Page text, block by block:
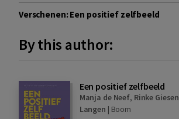
Verschenen: Een positief zelfbeeld
By this author:
Een positief zelfbeeld
Manja de Neef, Rinke Giesen
Langen | Boom